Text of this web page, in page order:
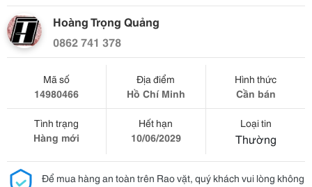
Hoàng Trọng Quảng
0862 741 378
Mã số
14980466
Địa điểm
Hồ Chí Minh
Hình thức
Cần bán
Tình trạng
Hàng mới
Hết hạn
10/06/2029
Loại tin
Thường
Để mua hàng an toàn trên Rao vặt, quý khách vui lòng không